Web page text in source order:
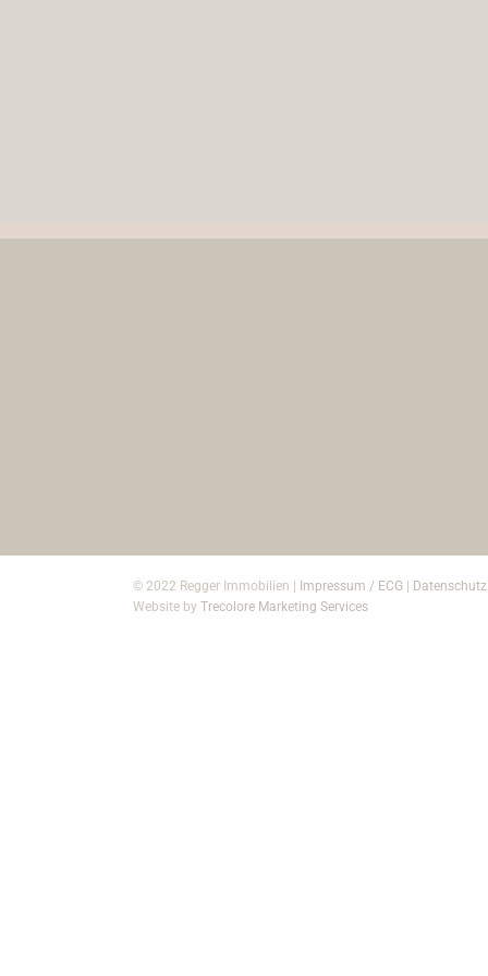
© 2022 Regger Immobilien | Impressum / ECG Datenschutz
Website by Trecolore Marketing Services